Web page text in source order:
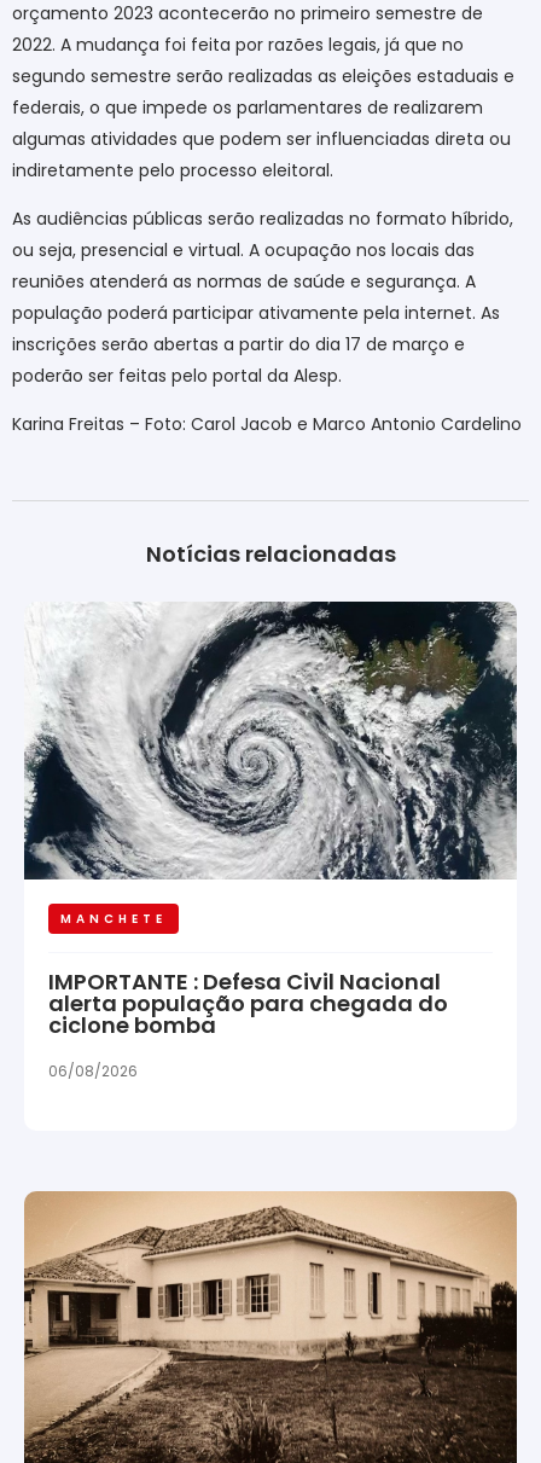
orçamento 2023 acontecerão no primeiro semestre de
2022. A mudança foi feita por razões legais, já que no
segundo semestre serão realizadas as eleições estaduais e
federais, o que impede os parlamentares de realizarem
algumas atividades que podem ser influenciadas direta ou
indiretamente pelo processo eleitoral.
As audiências públicas serão realizadas no formato híbrido,
ou seja, presencial e virtual. A ocupação nos locais das
reuniões atenderá as normas de saúde e segurança. A
população poderá participar ativamente pela internet. As
inscrições serão abertas a partir do dia 17 de março e
poderão ser feitas pelo portal da Alesp.
Karina Freitas – Foto: Carol Jacob e Marco Antonio Cardelino
Notícias relacionadas
MANCHETE
IMPORTANTE : Defesa Civil Nacional
alerta população para chegada do
ciclone bomba
06/08/2026